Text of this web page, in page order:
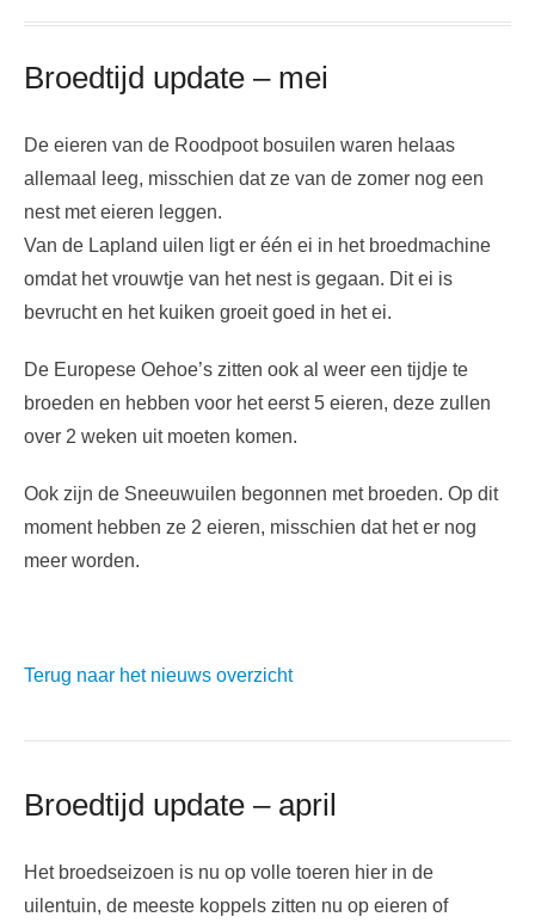
Broedtijd update – mei
De eieren van de Roodpoot bosuilen waren helaas
allemaal leeg, misschien dat ze van de zomer nog een
nest met eieren leggen.
Van de Lapland uilen ligt er één ei in het broedmachine
omdat het vrouwtje van het nest is gegaan. Dit ei is
bevrucht en het kuiken groeit goed in het ei.
De Europese Oehoe’s zitten ook al weer een tijdje te
broeden en hebben voor het eerst 5 eieren, deze zullen
over 2 weken uit moeten komen.
Ook zijn de Sneeuwuilen begonnen met broeden. Op dit
moment hebben ze 2 eieren, misschien dat het er nog
meer worden.
Terug naar het nieuws overzicht
Broedtijd update – april
Het broedseizoen is nu op volle toeren hier in de
uilentuin, de meeste koppels zitten nu op eieren of